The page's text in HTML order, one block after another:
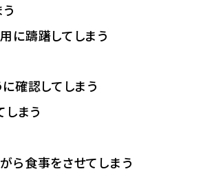
に躊躇してしまう
に確認してしまう
しまう
ら食事をさせてしまう